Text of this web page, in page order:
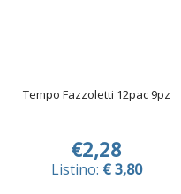
Tempo Fazzoletti 12pac 9pz
€2,28
Listino: € 3,80